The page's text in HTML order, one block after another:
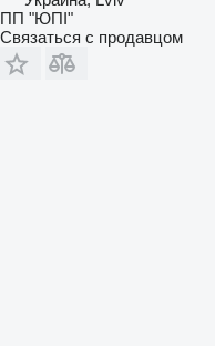
ПП "ЮПІ"
Связаться с продавцом